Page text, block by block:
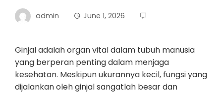
admin June 1, 2026
Ginjal adalah organ vital dalam tubuh manusia
yang berperan penting dalam menjaga
kesehatan. Meskipun ukurannya kecil, fungsi yang
dijalankan oleh ginjal sangatlah besar dan